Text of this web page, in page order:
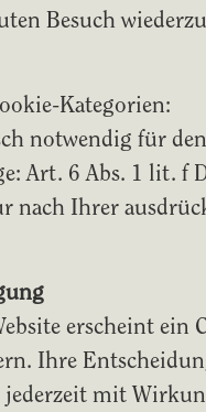
Besuch
Kategorien:
notwendig für
Art. 6 Abs. 1 lit. f
nach Ihrer
erscheint
Ihre
mit